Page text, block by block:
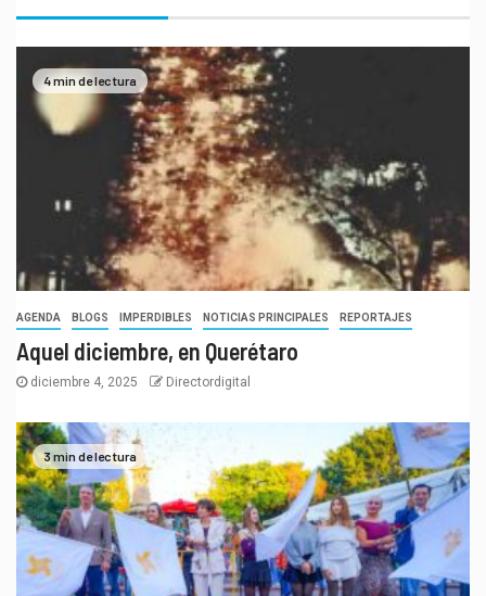
4 min de lectura
AGENDA BLOGS IMPERDIBLES NOTICIAS PRINCIPALES REPORTAJES
Aquel diciembre, en Querétaro
diciembre 4, 2025 Directordigital
3 min de lectura